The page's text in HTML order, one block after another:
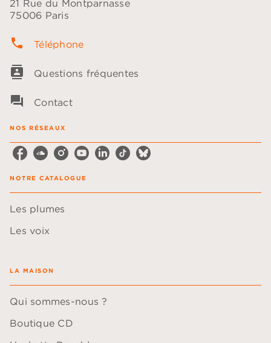
21 Rue du Montparnasse
75006 Paris
phone Téléphone
contacts Questions fréquentes
question_answer Contact
NOS RÉSEAUX
NOTRE CATALOGUE
Les plumes
Les voix
LA MAISON
Qui sommes-nous ?
Boutique CD